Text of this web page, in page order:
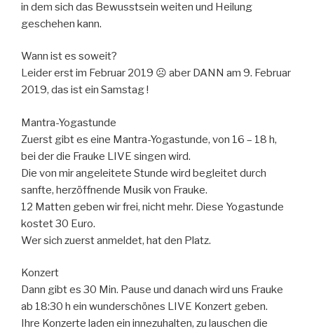
in dem sich das Bewusstsein weiten und Heilung
geschehen kann.
Wann ist es soweit?
Leider erst im Februar 2019 ☹ aber DANN am 9. Februar
2019, das ist ein Samstag !
Mantra-Yogastunde
Zuerst gibt es eine Mantra-Yogastunde, von 16 – 18 h,
bei der die Frauke LIVE singen wird.
Die von mir angeleitete Stunde wird begleitet durch
sanfte, herzöffnende Musik von Frauke.
12 Matten geben wir frei, nicht mehr. Diese Yogastunde
kostet 30 Euro.
Wer sich zuerst anmeldet, hat den Platz.
Konzert
Dann gibt es 30 Min. Pause und danach wird uns Frauke
ab 18:30 h ein wunderschönes LIVE Konzert geben.
Ihre Konzerte laden ein innezuhalten, zu lauschen die